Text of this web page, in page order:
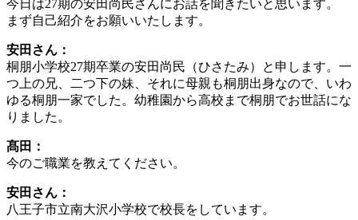
今日は27期の安田尚民さんにお話を聞きたいと思います。
まず自己紹介をお願いいたします。
安田さん：
桐朋小学校27期卒業の安田尚民（ひさたみ）と申します。一
つ上の兄、二つ下の妹、それに母親も桐朋出身なので、いわ
ゆる桐朋一家でした。幼稚園から高校まで桐朋でお世話にな
りました。
髙田：
今のご職業を教えてください。
安田さん：
八王子市立南大沢小学校で校長をしています。